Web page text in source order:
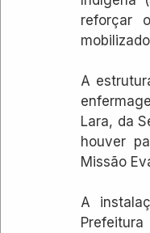
reforçar
A
Lara, da
houver
Missão
A